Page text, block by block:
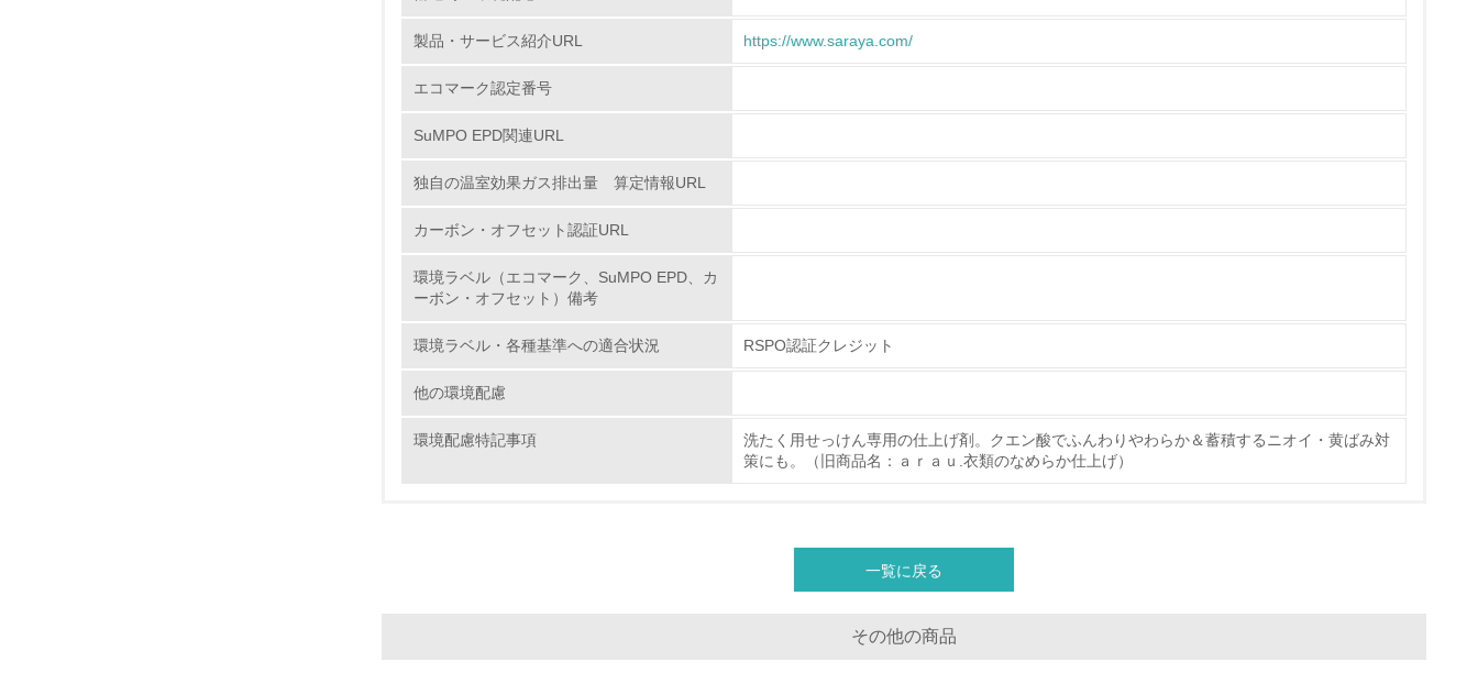
第三者認証を取得している
2.環境への取り組み
No.
資源・エネルギー
9.
10. <L2> 資源とエネルギーの使用量の把握をし、具体的な削減目標や計画を立てている
<L1> 環境配慮型製品・サービスの製造・販売を積極的に行っている
製品・サービス紹介URL https://www.saraya.com/
エコマーク認定番号
SuMPO EPD関連URL
独自の温室効果ガス排出量 算定情報URL
カーボン・オフセット認証URL
環境ラベル（エコマーク、SuMPO EPD、カ
ーボン・オフセット）備考
環境ラベル・各種基準への適合状況 RSPO認証クレジット
他の環境配慮
環境配慮特記事項
洗たく用せっけん専用の仕上げ剤。クエン酸でふんわりやわらか＆蓄積するニオイ・黄ばみ対
策にも。（旧商品名：ａｒａｕ.衣類のなめらか仕上げ）
一覧に戻る
その他の商品